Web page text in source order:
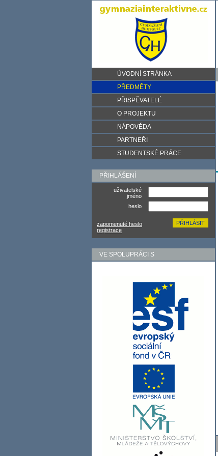
ÚVODNÍ STRÁNKA
PŘEDMĚTY
PŘISPĚVATELÉ
O PROJEKTU
NÁPOVĚDA
PARTNEŘI
STUDENTSKÉ PRÁCE
PŘIHLÁŠENÍ
uživatelské
jméno
heslo
zapomenuté heslo
registrace
VE SPOLUPRÁCI S